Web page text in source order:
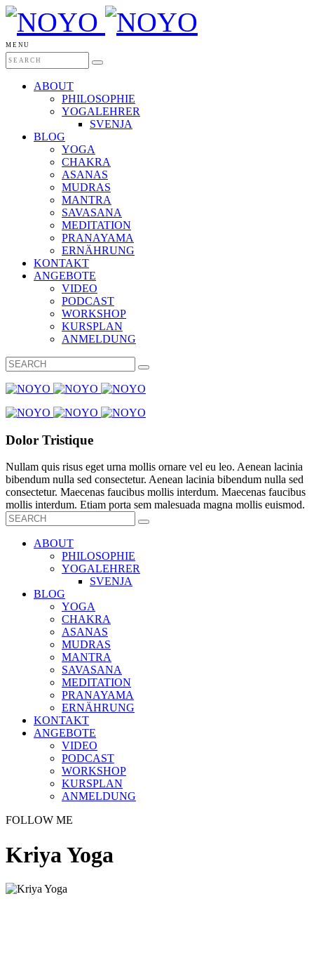
MENU
ABOUT
PHILOSOPHIE
YOGALEHRER
SVENJA
BLOG
YOGA
CHAKRA
ASANAS
MUDRAS
MANTRA
SAVASANA
MEDITATION
PRANAYAMA
ERNÄHRUNG
KONTAKT
ANGEBOTE
VIDEO
PODCAST
WORKSHOP
KURSPLAN
ANMELDUNG
Dolor Tristique
Nullam quis risus eget urna mollis ornare vel eu leo. Aenean lacinia
bibendum nulla sed consectetur. Aenean lacinia bibendum nulla sed
consectetur. Maecenas faucibus mollis interdum. Maecenas faucibus
mollis interdum. Etiam porta sem malesuada magna mollis euismod.
ABOUT
PHILOSOPHIE
YOGALEHRER
SVENJA
BLOG
YOGA
CHAKRA
ASANAS
MUDRAS
MANTRA
SAVASANA
MEDITATION
PRANAYAMA
ERNÄHRUNG
KONTAKT
ANGEBOTE
VIDEO
PODCAST
WORKSHOP
KURSPLAN
ANMELDUNG
FOLLOW ME
Kriya Yoga